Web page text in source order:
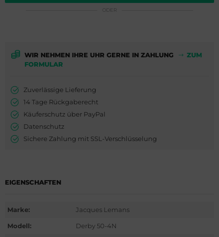
ODER
WIR NEHMEN IHRE UHR GERNE IN ZAHLUNG
ZUM
FORMULAR
Zuverlässige Lieferung
14 Tage Rückgaberecht
Käuferschutz über PayPal
Datenschutz
Sichere Zahlung mit SSL-Verschlüsselung
EIGENSCHAFTEN
Marke: Jacques Lemans
Modell: Derby 50-4N
Lemans
Berlin
Nardin